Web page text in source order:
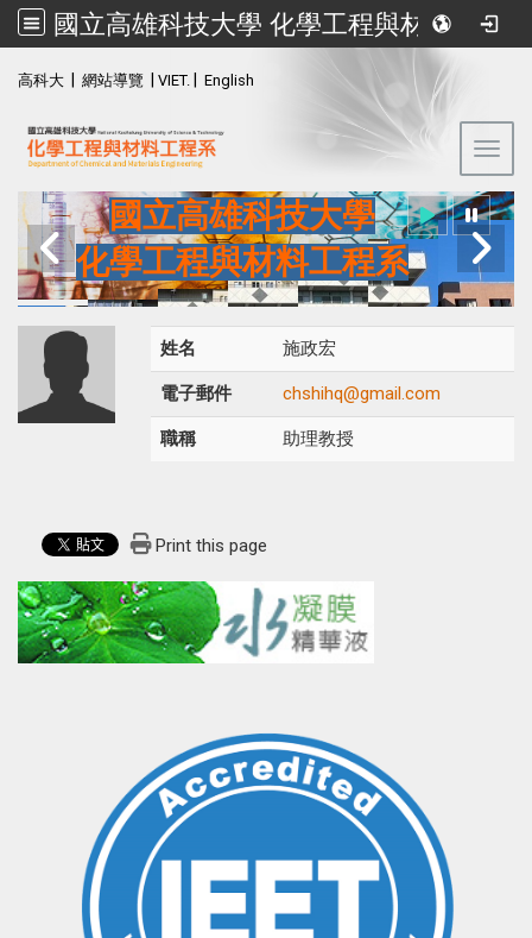
國立高雄科技大學 化學工程與材料工程系
高科大 網站導覽 VIET. English
國立高雄科技大學
化學工程與材料工程系
姓名 施政宏
電子郵件 chshihq@gmail.com
職稱 助理教授
Print this page